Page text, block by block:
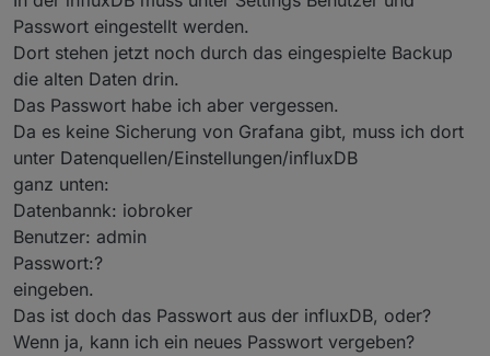
Quatsch.
Aber jetzt zum Thema. Welche influxdb hast Du
denn nun installiert ? DIe 1er oder 2er?
Und welche hattest Du vorher ?
Passwort eingestellt werden.
Dort stehen jetzt noch durch das eingespielte Backup
die alten Daten drin.
Das Passwort habe ich aber vergessen.
Da es keine Sicherung von Grafana gibt, muss ich dort
unter Datenquellen/Einstellungen/influxDB
ganz unten:
Datenbannk: iobroker
Benutzer: admin
Passwort:?
eingeben.
Das ist doch das Passwort aus der influxDB, oder?
Wenn ja, kann ich ein neues Passwort vergeben?